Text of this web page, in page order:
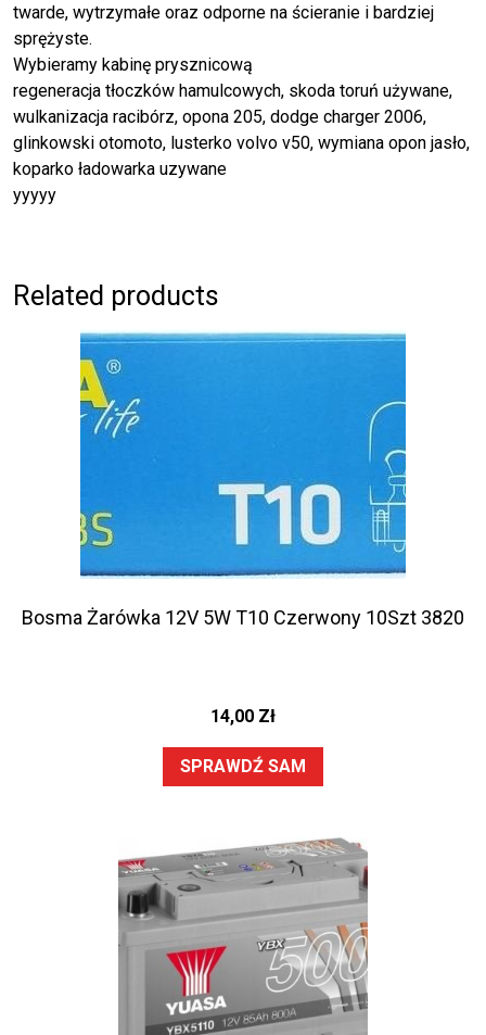
twarde, wytrzymałe oraz odporne na ścieranie i bardziej
sprężyste.
Wybieramy kabinę prysznicową
regeneracja tłoczków hamulcowych, skoda toruń używane,
wulkanizacja racibórz, opona 205, dodge charger 2006,
glinkowski otomoto, lusterko volvo v50, wymiana opon jasło,
koparko ładowarka uzywane
yyyyy
Related products
Bosma Żarówka 12V 5W T10 Czerwony 10Szt 3820
14,00 Zł
SPRAWDŹ SAM